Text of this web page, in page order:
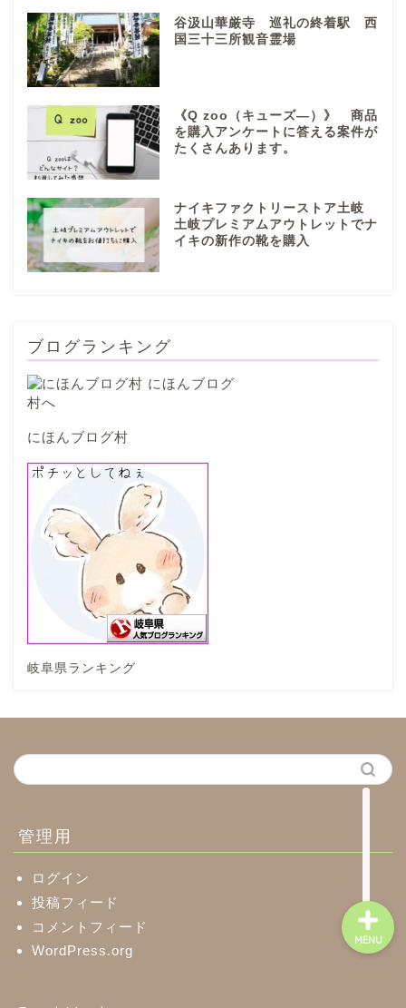
谷汲山華厳寺 巡礼の終着駅 西
国三十三所観音霊場
《Q zoo（キューズ―）》 商品
を購入アンケートに答える案件が
たくさんあります。
ナイキファクトリーストア土岐
土岐プレミアムアウトレットでナ
イキの新作の靴を購入
ブログランキング
にほんブログ村
岐阜県ランキング
管理用
ログイン
投稿フィード
コメントフィード
WordPress.org
MENU
関ケ原市
輪之内町
垂井町
中濃地域
御嵩町